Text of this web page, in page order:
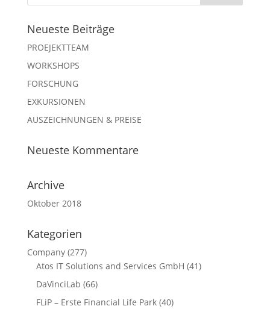
Neueste Beiträge
PROEJEKTTEAM
WORKSHOPS
FORSCHUNG
EXKURSIONEN
AUSZEICHNUNGEN & PREISE
Neueste Kommentare
Archive
Oktober 2018
Kategorien
Company(277)
Atos IT Solutions and Services GmbH (41)
DaVinciLab (66)
FLiP – Erste Financial Life Park(40)